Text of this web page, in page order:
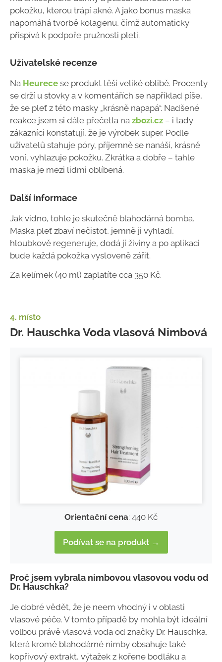
pokožku, kterou trápí akné. A jako bonus maska
napomáhá tvorbě kolagenu, čímž automaticky
přispívá k podpoře pružnosti pleti.
Uživatelské recenze
Na Heurece se produkt těší veliké oblibě. Procenty
se drží u stovky a v komentářích se například píše,
že se pleť z této masky „krásně napapá“. Nadšené
reakce jsem si dále přečetla na zbozi.cz – i tady
zákazníci konstatují, že je výrobek super. Podle
uživatelů stahuje póry, příjemně se nanáší, krásně
voní, vyhlazuje pokožku. Zkrátka a dobře – tahle
maska je mezi lidmi oblíbená.
Další informace
Jak vidno, tohle je skutečně blahodárná bomba.
Maska pleť zbaví nečistot, jemně ji vyhladí,
hloubkově regeneruje, dodá jí živiny a po aplikaci
bude každá pokožka vysloveně zářit.
Za kelímek (40 ml) zaplatíte cca 350 Kč.
4. místo
Dr. Hauschka Voda vlasová Nimbová
Orientační cena: 440 Kč
Podívat se na produkt →
Proč jsem vybrala nimbovou vlasovou vodu od
Dr. Hauschka?
Je dobré vědět, že je neem vhodný i v oblasti
vlasové péče. V tomto případě by mohla být ideální
volbou právě vlasová voda od značky Dr. Hauschka,
která kromě blahodárné nimby obsahuje také
kopřivový extrakt, výtažek z kořene bodláku a